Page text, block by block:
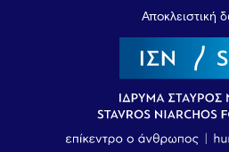
Αποκλειστική